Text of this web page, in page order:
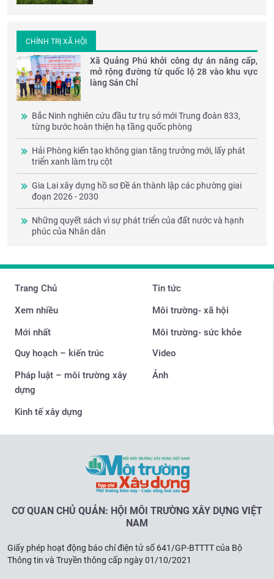
CHÍNH TRỊ XÃ HỘI
Xã Quảng Phú khởi công dự án nâng cấp,
mở rộng đường từ quốc lộ 28 vào khu vực
làng Sán Chỉ
Bắc Ninh nghiên cứu đầu tư trụ sở mới Trung đoàn 833,
từng bước hoàn thiện hạ tầng quốc phòng
Hải Phòng kiến tạo không gian tăng trưởng mới, lấy phát
triển xanh làm trụ cột
Gia Lai xây dựng hồ sơ Đề án thành lập các phường giai
đoạn 2026 - 2030
Những quyết sách vì sự phát triển của đất nước và hạnh
phúc của Nhân dân
Trang Chủ
Xem nhiều
Mới nhất
Tin tức
Môi trường- xã hội
Môi trường- sức khỏe
Quy hoạch – kiến trúc
Pháp luật – môi trường xây
dựng
Kinh tế xây dựng
Video
Ảnh
CƠ QUAN CHỦ QUẢN: HỘI MÔI TRƯỜNG XÂY DỰNG VIỆT
NAM
Giấy phép hoạt động báo chí điện tử số 641/GP-BTTTT của Bộ
Thông tin và Truyền thông cấp ngày 01/10/2021